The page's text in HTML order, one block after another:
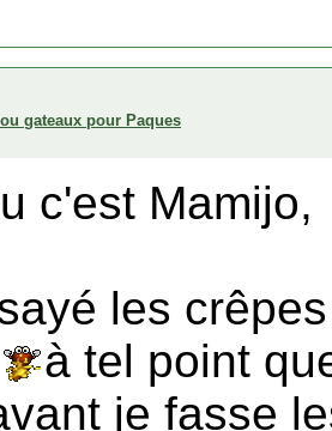
gateaux pour Paques
c'est Mamijo,
les
à tel point
je fasse